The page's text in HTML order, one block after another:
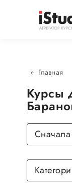
Главная
Курсы